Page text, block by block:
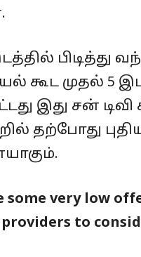
பிடித்து
கூட முதல் 5
இது சன் டிவி
தற்போது
some very low
to